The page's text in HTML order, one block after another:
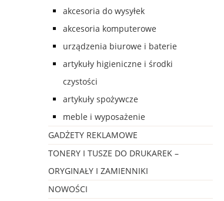
akcesoria do wysyłek
akcesoria komputerowe
urządzenia biurowe i baterie
artykuły higieniczne i środki
czystości
artykuły spożywcze
meble i wyposażenie
GADŻETY REKLAMOWE
TONERY I TUSZE DO DRUKAREK –
ORYGINAŁY I ZAMIENNIKI
NOWOŚCI